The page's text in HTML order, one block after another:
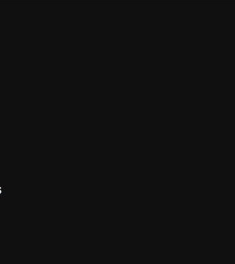
comenta acciones de calificación
comenta acciones de calificación
comenta acciones de calificación